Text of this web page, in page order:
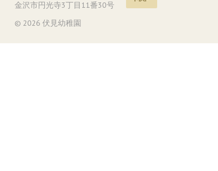
金沢市円光寺3丁目11番30号
© 2026 伏見幼稚園